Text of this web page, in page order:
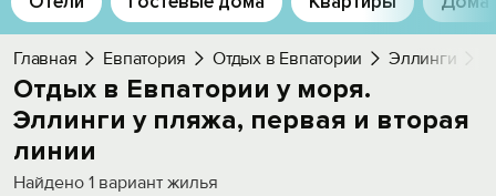
Добавить свой объект
Главная Евпатория Отдых в Евпатории Эллинги
Отдых в Евпатории у моря.
Эллинги у пляжа, первая и вторая
линии
Найдено 1 вариант жилья